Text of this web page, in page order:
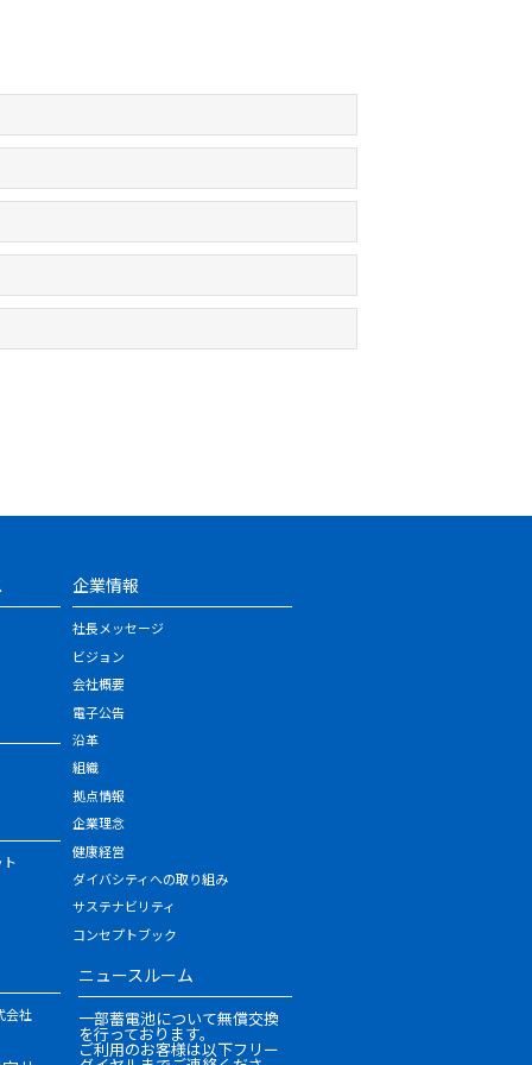
会社
企業情報
社長メッセージ
ビジョン
会社概要
電子公告
沿革
組織
拠点情報
企業理念
健康経営
ダイバシティへの取り組み
サステナビリティ
コンセプトブック
ニュースルーム
一部蓄電池について無償交換
を行っております。
ご利用のお客様は以下フリー